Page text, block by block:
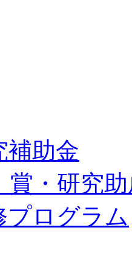
補助金
賞・研究
プログラム